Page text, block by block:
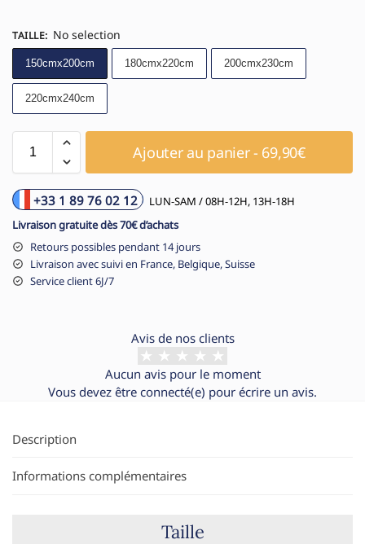
TAILLE: No selection
150cmx200cm 180cmx220cm 200cmx230cm
220cmx240cm
Ajouter au panier - 69,90€
+33 1 89 76 02 12
LUN-SAM / 08H-12H, 13H-18H
Livraison gratuite dès 70€ d’achats
Retours possibles pendant 14 jours
Livraison avec suivi en France, Belgique, Suisse
Service client 6J/7
Avis de nos clients
Aucun avis pour le moment
Vous devez être connecté(e) pour écrire un avis.
Description
Informations complémentaires
Taille